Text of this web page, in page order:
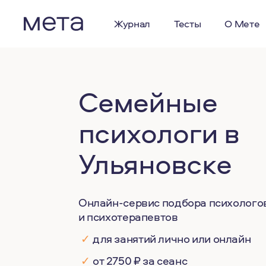
Журнал Тесты О Мете
Семейные
психологи в
Ульяновске
Онлайн-сервис подбора
и психотерапевтов
✓ для занятий лично или онлайн
✓ от 2750 ₽ за сеанс